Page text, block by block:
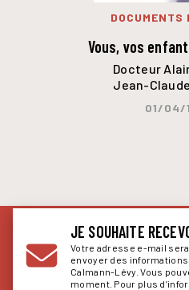
DOCUMENTS
Vous, vos
Docteur
Jean-
01/04/
JE SOUHAITE
Votre adresse e-mail
envoyer des
Calmann-Lévy. Vous
moment. Pour plus